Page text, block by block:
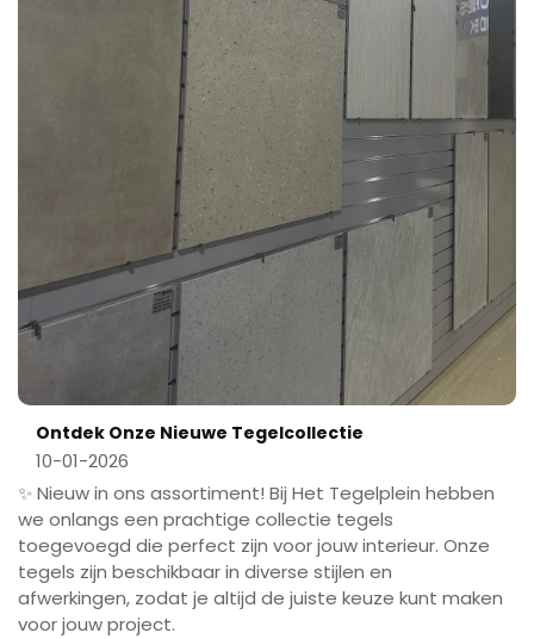
Ontdek Onze Nieuwe Tegelcollectie
10-01-2026
✨ Nieuw in ons assortiment! Bij Het Tegelplein hebben
we onlangs een prachtige collectie tegels
toegevoegd die perfect zijn voor jouw interieur. Onze
tegels zijn beschikbaar in diverse stijlen en
afwerkingen, zodat je altijd de juiste keuze kunt maken
voor jouw project.